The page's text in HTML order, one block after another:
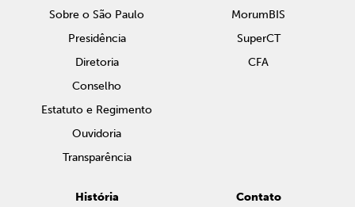
Sobre o São Paulo
Presidência
Diretoria
Conselho
Estatuto e Regimento
Ouvidoria
Transparência
MorumBIS
SuperCT
CFA
História Contato